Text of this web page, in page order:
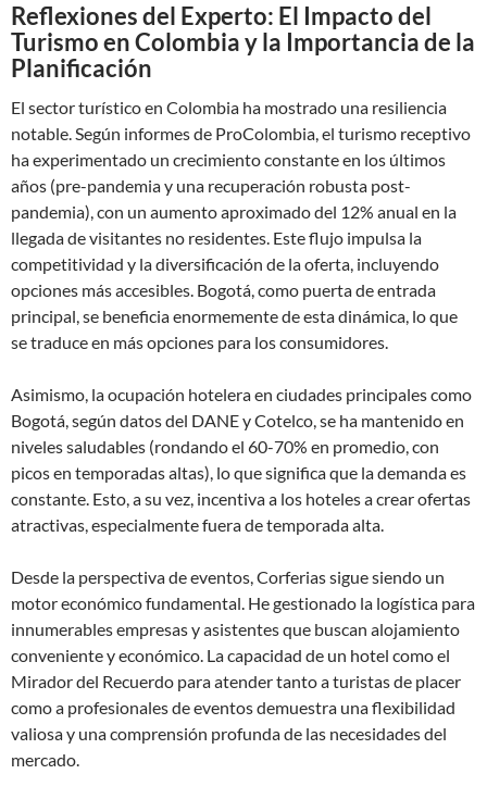
Reflexiones del Experto: El Impacto del
Turismo en Colombia y la Importancia de la
Planificación
El sector turístico en Colombia ha mostrado una resiliencia
notable. Según informes de ProColombia, el turismo receptivo
ha experimentado un crecimiento constante en los últimos
años (pre-pandemia y una recuperación robusta post-
pandemia), con un aumento aproximado del 12% anual en la
llegada de visitantes no residentes. Este flujo impulsa la
competitividad y la diversificación de la oferta, incluyendo
opciones más accesibles. Bogotá, como puerta de entrada
principal, se beneficia enormemente de esta dinámica, lo que
se traduce en más opciones para los consumidores.
Asimismo, la ocupación hotelera en ciudades principales como
Bogotá, según datos del DANE y Cotelco, se ha mantenido en
niveles saludables (rondando el 60-70% en promedio, con
picos en temporadas altas), lo que significa que la demanda es
constante. Esto, a su vez, incentiva a los hoteles a crear ofertas
atractivas, especialmente fuera de temporada alta.
Desde la perspectiva de eventos, Corferias sigue siendo un
motor económico fundamental. He gestionado la logística para
innumerables empresas y asistentes que buscan alojamiento
conveniente y económico. La capacidad de un hotel como el
Mirador del Recuerdo para atender tanto a turistas de placer
como a profesionales de eventos demuestra una flexibilidad
valiosa y una comprensión profunda de las necesidades del
mercado.